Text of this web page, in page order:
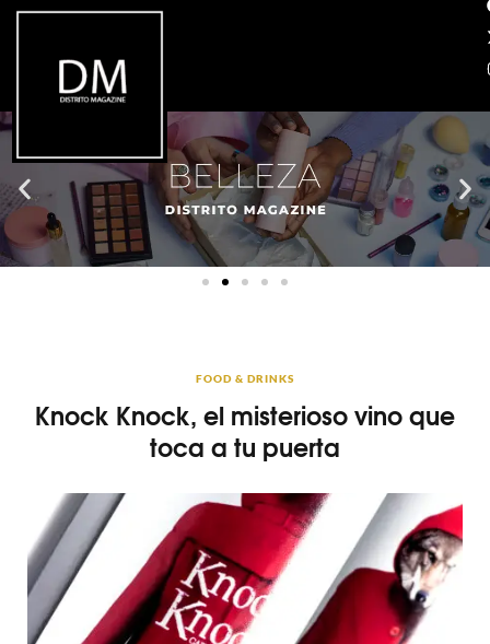
FOOD & DRINKS
Knock Knock, el misterioso vino que
toca a tu puerta